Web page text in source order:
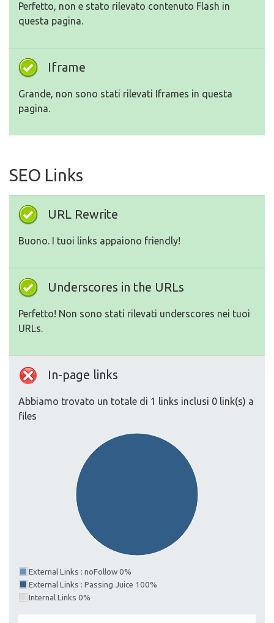
Perfetto, non e stato rilevato contenuto Flash in
questa pagina.
Iframe
Grande, non sono stati rilevati Iframes in questa
pagina.
SEO Links
URL Rewrite
Buono. I tuoi links appaiono friendly!
Underscores in the URLs
Perfetto! Non sono stati rilevati underscores nei tuoi
URLs.
In-page links
Abbiamo trovato un totale di 1 links inclusi 0 link(s) a
files
External Links : noFollow 0%
External Links : Passing Juice 100%
Internal Links 0%